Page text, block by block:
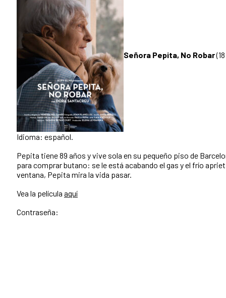
Señora Pepita, No Robar
Idioma: español.
Pepita tiene 89 años y vive sola en su pequeño piso de
para comprar butano: se le está acabando el gas y el frío
ventana, Pepita mira la vida pasar.
Vea la película aquí
Contraseña: